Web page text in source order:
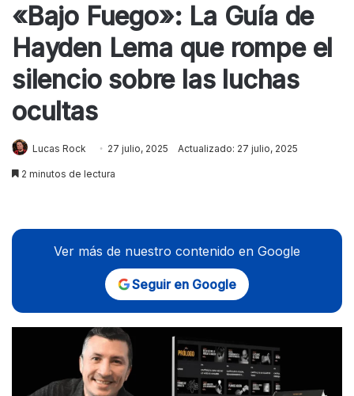
«Bajo Fuego»: La Guía de
Hayden Lema que rompe el
silencio sobre las luchas
ocultas
Lucas Rock 27 julio, 2025 Actualizado: 27 julio, 2025
2 minutos de lectura
Ver más de nuestro contenido en Google
Seguir en Google